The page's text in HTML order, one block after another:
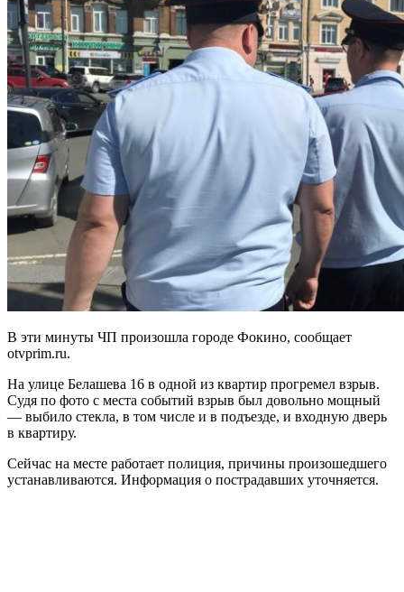
В эти минуты ЧП произошла городе Фокино, сообщает
otvprim.ru.
На улице Белашева 16 в одной из квартир прогремел взрыв.
Судя по фото с места событий взрыв был довольно мощный
— выбило стекла, в том числе и в подъезде, и входную дверь
в квартиру.
Сейчас на месте работает полиция, причины произошедшего
устанавливаются. Информация о пострадавших уточняется.